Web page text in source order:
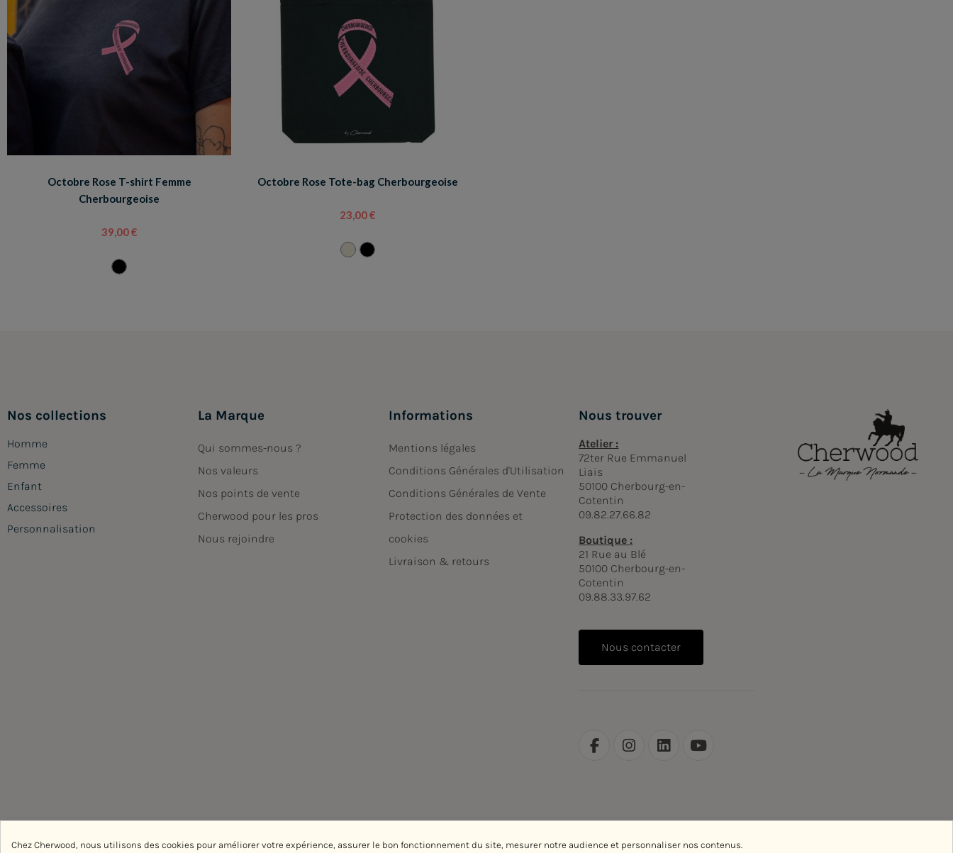
Octobre Rose T-shirt Femme
Cherbourgeoise
39,00 €
Octobre Rose Tote-bag Cherbourgeoise
23,00 €
Nos collections
Homme
Femme
Enfant
Accessoires
Personnalisation
La Marque
Qui sommes-nous ?
Nos valeurs
Nos points de vente
Cherwood pour les pros
Nous rejoindre
Informations
Mentions légales
Conditions Générales d'Utilisation
Conditions Générales de Vente
Protection des données et
cookies
Livraison & retours
Nous trouver
Atelier :
72ter Rue Emmanuel
Liais
50100 Cherbourg-en-
Cotentin
09.82.27.66.82
Boutique :
21 Rue au Blé
50100 Cherbourg-en-
Cotentin
09.88.33.97.62
Nous contacter
Chez Cherwood, nous utilisons des cookies pour améliorer votre expérience, assurer le bon fonctionnement du site, mesurer notre audience et personnaliser nos contenus.